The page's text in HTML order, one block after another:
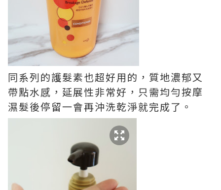
同系列的護髮素也超好用的，質地濃郁又
帶點水感，延展性非常好，只需均勻按摩
濕髮後停留一會再沖洗乾淨就完成了。